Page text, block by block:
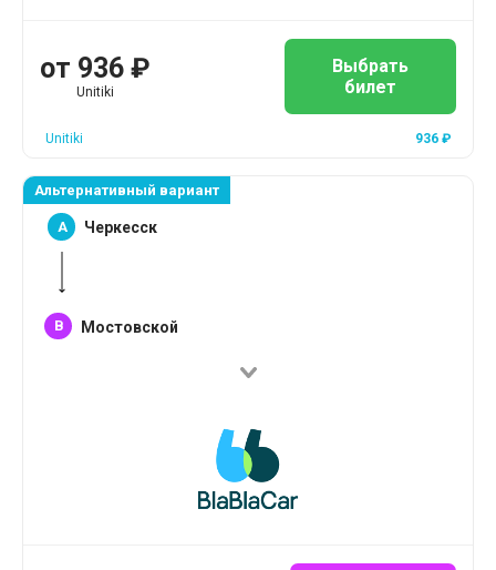
от 936 ₽
Unitiki
Выбрать
билет
Unitiki 936 ₽
Альтернативный вариант
A Черкесск
B Мостовской